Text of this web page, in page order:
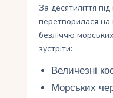
За десятиліття
перетворилася
безліччю
зустріти:
Величезні
Морських